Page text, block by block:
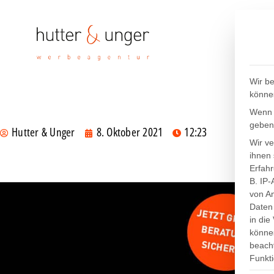
Hutter & Unger 8. Oktober 2021 12:23
Wir
Wir
ihnen
B. IP-
von
in die